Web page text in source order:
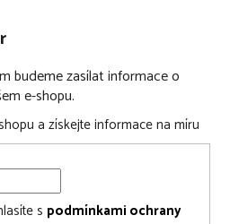
vkládání a vytahování
děti od narození do 9 kg
vnitřní polstrování
a integrované madlo na
budeme zasílat informace o
e-shopu.
a získejte informace na míru
s podmínkami ochrany